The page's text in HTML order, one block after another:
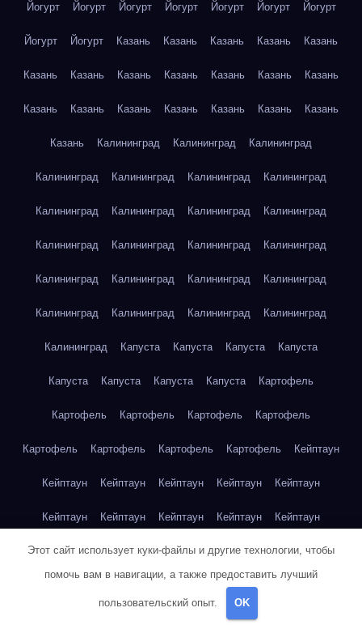
Йогурт Йогурт Йогурт Йогурт Йогурт Йогурт Йогурт
Йогурт Йогурт Казань Казань Казань Казань Казань
Казань Казань Казань Казань Казань Казань Казань
Казань Казань Казань Казань Казань Казань Казань
Казань Калининград Калининград Калининград
Калининград Калининград Калининград Калининград
Калининград Калининград Калининград Калининград
Калининград Калининград Калининград Калининград
Калининград Калининград Калининград Калининград
Калининград Калининград Калининград Калининград
Калининград Капуста Капуста Капуста Капуста
Капуста Капуста Капуста Капуста Картофель
Картофель Картофель Картофель Картофель
Картофель Картофель Картофель Картофель Кейптаун
Кейптаун Кейптаун Кейптаун Кейптаун Кейптаун
Кейптаун Кейптаун Кейптаун Кейптаун Кейптаун
Кейптаун Кейптаун Кейптаун Кейптаун Кейптаун
Кейптаун
Клубника
Этот сайт использует куки-файлы и другие технологии, чтобы
помочь вам в навигации, а также предоставить лучший
пользовательский опыт. OK